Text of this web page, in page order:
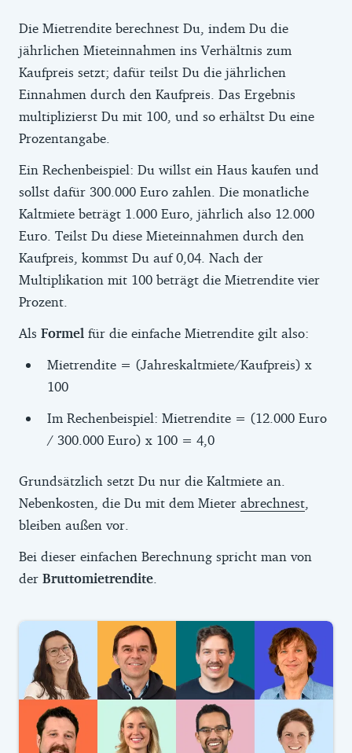
Die Mietrendite berechnest Du, indem Du die
jährlichen Mieteinnahmen ins Verhältnis zum
Kaufpreis setzt; dafür teilst Du die jährlichen
Einnahmen durch den Kaufpreis. Das Ergebnis
multiplizierst Du mit 100, und so erhältst Du eine
Prozentangabe.
Ein Rechenbeispiel: Du willst ein Haus kaufen und
sollst dafür 300.000 Euro zahlen. Die monatliche
Kaltmiete beträgt 1.000 Euro, jährlich also 12.000
Euro. Teilst Du diese Mieteinnahmen durch den
Kaufpreis, kommst Du auf 0,04. Nach der
Multiplikation mit 100 beträgt die Mietrendite vier
Prozent.
Als Formel für die einfache Mietrendite gilt also:
Mietrendite = (Jahreskaltmiete/Kaufpreis) x
100
Im Rechenbeispiel: Mietrendite = (12.000 Euro
/ 300.000 Euro) x 100 = 4,0
Grundsätzlich setzt Du nur die Kaltmiete an.
Nebenkosten, die Du mit dem Mieter abrechnest
bleiben außen vor.
Bei dieser einfachen Berechnung spricht man von
der Bruttomietrendite